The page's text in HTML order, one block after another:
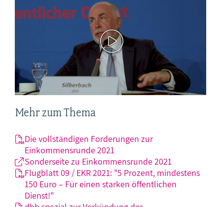
Mehr zum Thema
Die vollständigen Forderungen zur
Einkommensrunde 2021
Sonderseite zu Einkommensrunde 2021
Flugblatt 09 / EKR 2021: "5 Prozent, mindestens
150 Euro – Für einen starken öffentlichen
Dienst!"